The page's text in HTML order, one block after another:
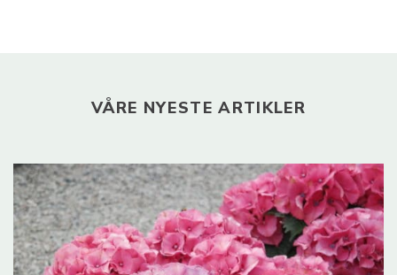
VÅRE NYESTE ARTIKLER